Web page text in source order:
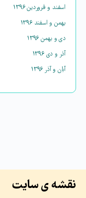
اسفند و فروردین ۱۳۹۶
بهمن و اسفند ۱۳۹۶
دی و بهمن ۱۳۹۶
آذر و دی ۱۳۹۶
آبان و آذر ۱۳۹۶
نقشه ی سایت